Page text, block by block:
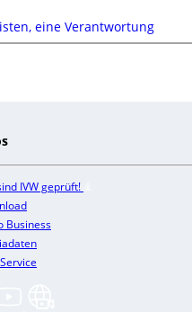
eine Verantwortung
IVW geprüft!
Business